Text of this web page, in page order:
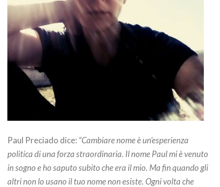
Paul Preciado dice: “Cambiare nome è un’esperienza
politica di una forza straordinaria. Il nome Paul mi è venuto
in sogno e ho saputo subito che era il mio. Ma fin quando gli
altri non lo usano il tuo nome non esiste. Ogni volta che